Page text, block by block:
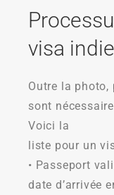
visa
Outre la
sont
Voici la
liste pour un
• Passeport
date d’arrivée